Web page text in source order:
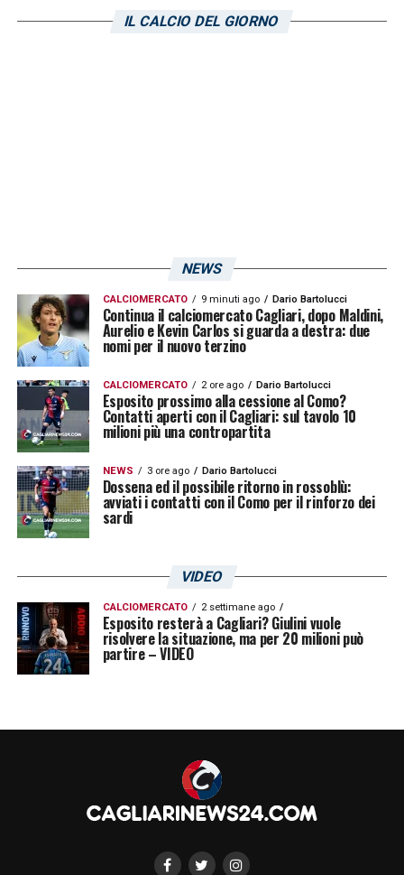
segnato. Per la prestazione fatta sono due
la stagione».
LA PLAYLIST DELLE NOSTRE TOP NEWS
IL CALCIO DEL GIORNO
NEWS
CALCIOMERCATO 9 minuti ago Dario Bartolucci
Continua il calciomercato Cagliari, dopo Maldini,
Aurelio e Kevin Carlos si guarda a destra: due
nomi per il nuovo terzino
CALCIOMERCATO 2 ore ago Dario Bartolucci
Esposito prossimo alla cessione al Como?
Contatti aperti con il Cagliari: sul tavolo 10
milioni più una contropartita
NEWS 3 ore ago Dario Bartolucci
Dossena ed il possibile ritorno in rossoblù:
avviati i contatti con il Como per il rinforzo dei
sardi
VIDEO
CALCIOMERCATO 2 settimane ago
Esposito resterà a Cagliari? Giulini vuole
risolvere la situazione, ma per 20 milioni può
partire – VIDEO